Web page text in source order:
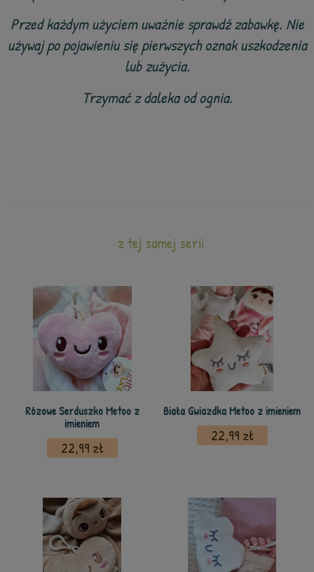
Przed każdym użyciem uważnie sprawdź zabawkę. Nie
używaj po pojawieniu się pierwszych oznak uszkodzenia
lub zużycia.
Trzymać z daleka od ognia.
z tej samej serii
Rózowe Serduszko Metoo z
imieniem
22,99 zł
Biała Gwiazdka Metoo z imieniem
22,99 zł